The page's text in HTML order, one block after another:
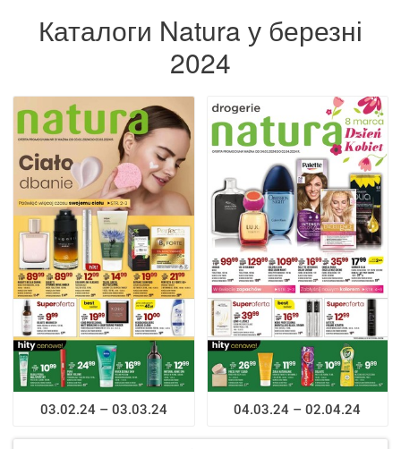
Каталоги Natura у березні
2024
03.02.24 – 03.03.24 04.03.24 – 02.04.24